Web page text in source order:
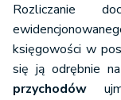
Rozliczanie
księgowości w
się ją odrębnie
przychodów